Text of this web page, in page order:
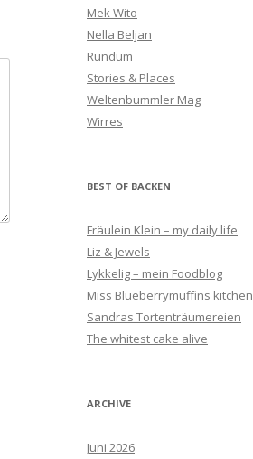
Mek Wito
Nella Beljan
Rundum
Stories & Places
Weltenbummler Mag
Wirres
BEST OF BACKEN
Fräulein Klein – my daily life
Liz & Jewels
Lykkelig – mein Foodblog
Miss Blueberrymuffins kitchen
Sandras Tortenträumereien
The whitest cake alive
ARCHIVE
Juni 2026